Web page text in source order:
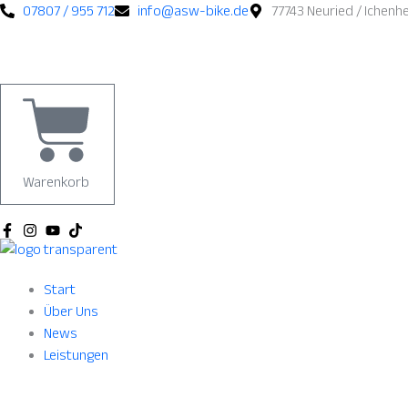
Zum07807 / 955 712 info@asw-bike.de 77743 Neuried /
Warenkorb
Start
Über Uns
News
Leistungen